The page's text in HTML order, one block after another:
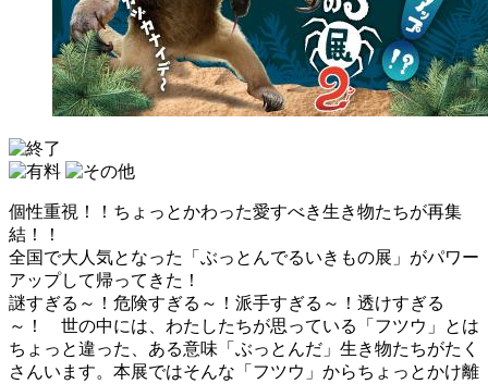
個性重視！！ちょっとかわった愛すべき生き物たちが再集
結！！
全国で大人気となった「ぶっとんでるいきもの展」がパワー
アップして帰ってきた！
謎すぎる～！危険すぎる～！派手すぎる～！透けすぎる
～！ 世の中には、わたしたちが思っている「フツウ」とは
ちょっと違った、ある意味「ぶっとんだ」生き物たちがたく
さんいます。本展ではそんな「フツウ」からちょっとかけ離